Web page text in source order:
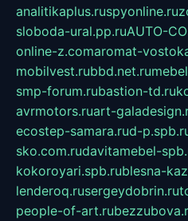
analitikaplus.ruspyonline.ru
sloboda-ural.pp.ruAUTO-
online-z.comaromat-
mobilvest.rubbd.net.ru
smp-forum.rubastion-td.ru
avrmotors.ruart-
ecostep-samara.rud-
sko.com.rudavitamebel-
kokoroyari.spb.rublesna-
lenderoq.rusergeydobrin.ru
people-of-art.ru